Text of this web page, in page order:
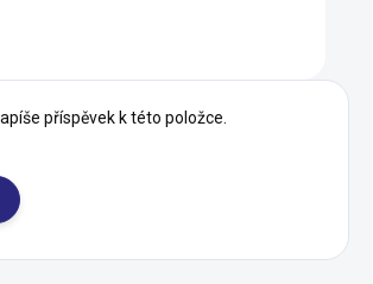
příspěvek k této položce.